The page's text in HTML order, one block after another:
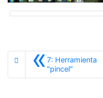
«7: Herramienta
"pincel"